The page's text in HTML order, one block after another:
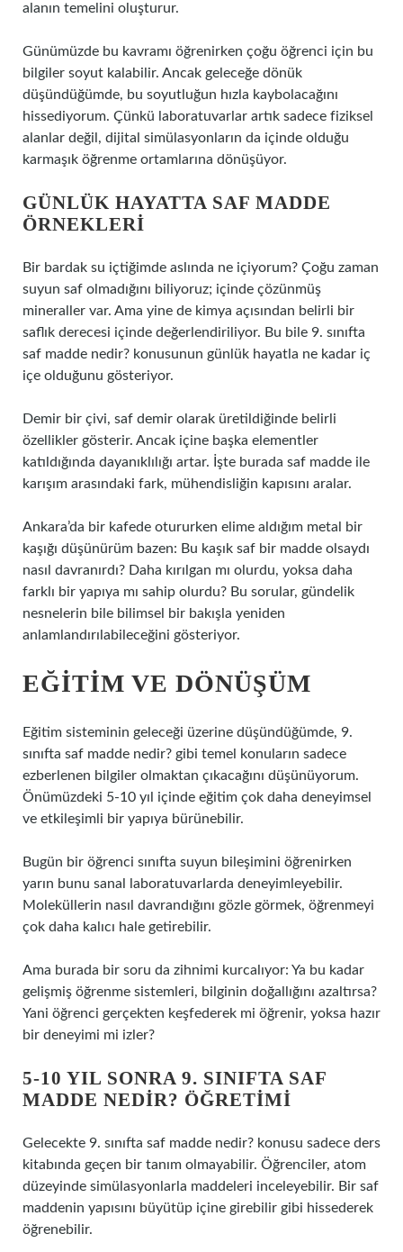
alanın temelini oluşturur.
Günümüzde bu kavramı öğrenirken çoğu öğrenci için bu
bilgiler soyut kalabilir. Ancak geleceğe dönük
düşündüğümde, bu soyutluğun hızla kaybolacağını
hissediyorum. Çünkü laboratuvarlar artık sadece fiziksel
alanlar değil, dijital simülasyonların da içinde olduğu
karmaşık öğrenme ortamlarına dönüşüyor.
GÜNLÜK HAYATTA SAF MADDE
ÖRNEKLERI
Bir bardak su içtiğimde aslında ne içiyorum? Çoğu zaman
suyun saf olmadığını biliyoruz; içinde çözünmüş
mineraller var. Ama yine de kimya açısından belirli bir
saflık derecesi içinde değerlendiriliyor. Bu bile 9. sınıfta
saf madde nedir? konusunun günlük hayatla ne kadar iç
içe olduğunu gösteriyor.
Demir bir çivi, saf demir olarak üretildiğinde belirli
özellikler gösterir. Ancak içine başka elementler
katıldığında dayanıklılığı artar. İşte burada saf madde ile
karışım arasındaki fark, mühendisliğin kapısını aralar.
Ankara’da bir kafede otururken elime aldığım metal bir
kaşığı düşünürüm bazen: Bu kaşık saf bir madde olsaydı
nasıl davranırdı? Daha kırılgan mı olurdu, yoksa daha
farklı bir yapıya mı sahip olurdu? Bu sorular, gündelik
nesnelerin bile bilimsel bir bakışla yeniden
anlamlandırılabileceğini gösteriyor.
EĞITIM VE DÖNÜŞÜM
Eğitim sisteminin geleceği üzerine düşündüğümde, 9.
sınıfta saf madde nedir? gibi temel konuların sadece
ezberlenen bilgiler olmaktan çıkacağını düşünüyorum.
Önümüzdeki 5-10 yıl içinde eğitim çok daha deneyimsel
ve etkileşimli bir yapıya bürünebilir.
Bugün bir öğrenci sınıfta suyun bileşimini öğrenirken
yarın bunu sanal laboratuvarlarda deneyimleyebilir.
Moleküllerin nasıl davrandığını gözle görmek, öğrenmeyi
çok daha kalıcı hale getirebilir.
Ama burada bir soru da zihnimi kurcalıyor: Ya bu kadar
gelişmiş öğrenme sistemleri, bilginin doğallığını azaltırsa?
Yani öğrenci gerçekten keşfederek mi öğrenir, yoksa hazır
bir deneyimi mi izler?
5-10 YIL SONRA 9. SINIFTA SAF
MADDE NEDIR? ÖĞRETIMI
Gelecekte 9. sınıfta saf madde nedir? konusu sadece ders
kitabında geçen bir tanım olmayabilir. Öğrenciler, atom
düzeyinde simülasyonlarla maddeleri inceleyebilir. Bir saf
maddenin yapısını büyütüp içine girebilir gibi hissederek
öğrenebilir.